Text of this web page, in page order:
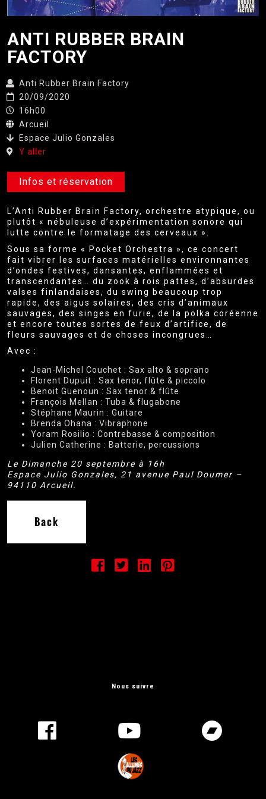
ANTI RUBBER BRAIN
FACTORY
Anti Rubber Brain Factory
20/09/2020
16h00
Arcueil
Espace Julio Gonzales
Y aller
Infos et réservation
L’Anti Rubber Brain Factory, orchestre atypique, ou
plutôt « nébuleuse d’expérimentation sonore qui
lutte contre le formatage des cerveaux ».
Sous sa forme « Pocket Orchestra », ce concert
fait vibrer les surfaces matérielles environnantes
d’ondes festives, dansantes, enflammées et
transcendantes… du zook à rois pattes, d’absurdes
valses finlandaises, du swing beaucoup trop
rapide, des aigus solaires, des cris d’animaux
sauvages, des singes en furie, de la polka coréenne
et encore toutes sortes de feux d’artifice, de
fleurs sauvages et de choses incongrues…
Avec :
Jean-Michel Couchet : Sax alto & soprano
Florent Dupuit : Sax tenor, flûte & piccolo
Benoit Guenoun : Sax tenor & flûte
François Mellan : Tuba & flugabone
Stéphane Maurin : Guitare
Brenda Ohana : Vibraphone
Yoram Rosilio : Contrebasse & composition
Julien Catherine : Batterie, percussions
Le Dimanche 20 septembre à 16h
Espace Julio Gonzales, 21 avenue Paul Doumer –
94110 Arcueil.
Back
Nous suivre